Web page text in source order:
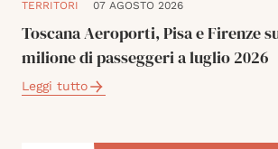
TERRITORI 07 AGOSTO 2026
Toscana Aeroporti, Pisa e Firenze
milione di passeggeri a luglio 2026
Leggi tutto